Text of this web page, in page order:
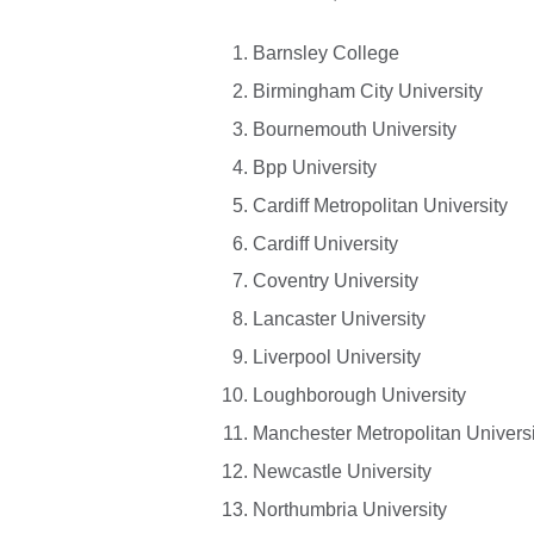
Barnsley College
Birmingham City University
Bournemouth University
Bpp University
Cardiff Metropolitan University
Cardiff University
Coventry University
Lancaster University
Liverpool University
Loughborough University
Manchester Metropolitan
Newcastle University
Northumbria University